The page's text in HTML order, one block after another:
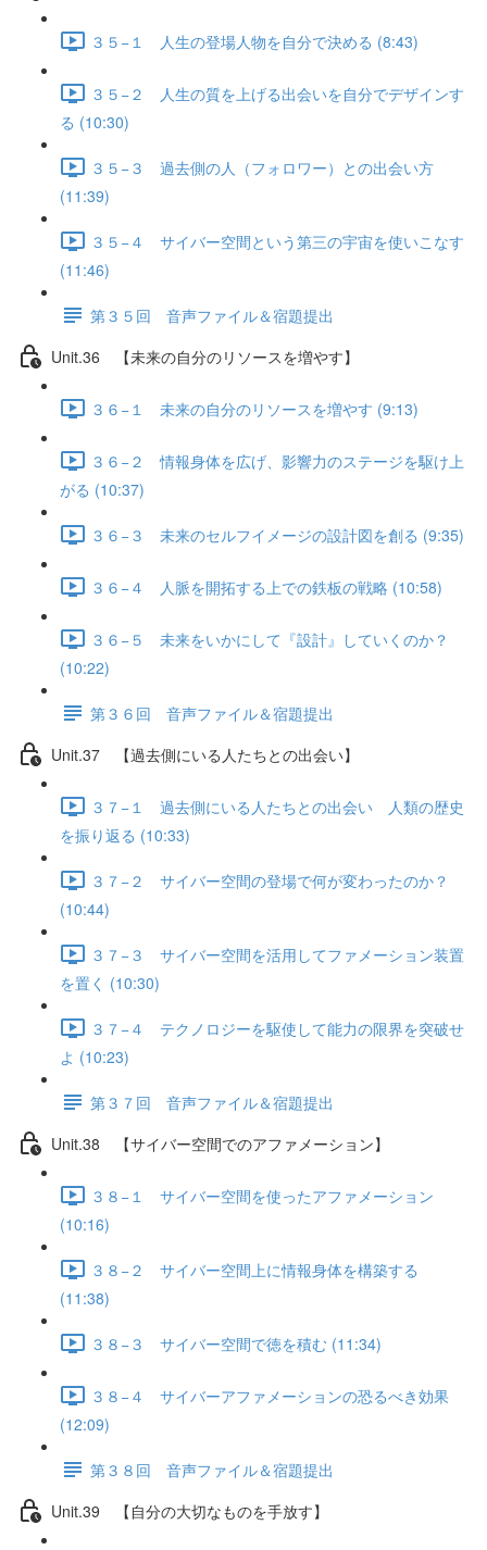
３５−１ 人生の登場人物を自分で決める (8:43)
３５−２ 人生の質を上げる出会いを自分でデザインす
る (10:30)
３５−３ 過去側の人（フォロワー）との出会い方
(11:39)
３５−４ サイバー空間という第三の宇宙を使いこなす
(11:46)
第３５回 音声ファイル＆宿題提出
Unit.36 【未来の自分のリソースを増やす】
３６−１ 未来の自分のリソースを増やす (9:13)
３６−２ 情報身体を広げ、影響力のステージを駆け上
がる (10:37)
３６−３ 未来のセルフイメージの設計図を創る (9:35)
３６−４ 人脈を開拓する上での鉄板の戦略 (10:58)
３６−５ 未来をいかにして『設計』していくのか？
(10:22)
第３６回 音声ファイル＆宿題提出
Unit.37 【過去側にいる人たちとの出会い】
３７−１ 過去側にいる人たちとの出会い 人類の歴史
を振り返る (10:33)
３７−２ サイバー空間の登場で何が変わったのか？
(10:44)
３７−３ サイバー空間を活用してファメーション装置
を置く (10:30)
３７−４ テクノロジーを駆使して能力の限界を突破せ
よ (10:23)
第３７回 音声ファイル＆宿題提出
Unit.38 【サイバー空間でのアファメーション】
３８−１ サイバー空間を使ったアファメーション
(10:16)
３８−２ サイバー空間上に情報身体を構築する
(11:38)
３８−３ サイバー空間で徳を積む (11:34)
３８−４ サイバーアファメーションの恐るべき効果
(12:09)
第３８回 音声ファイル＆宿題提出
Unit.39 【自分の大切なものを手放す】